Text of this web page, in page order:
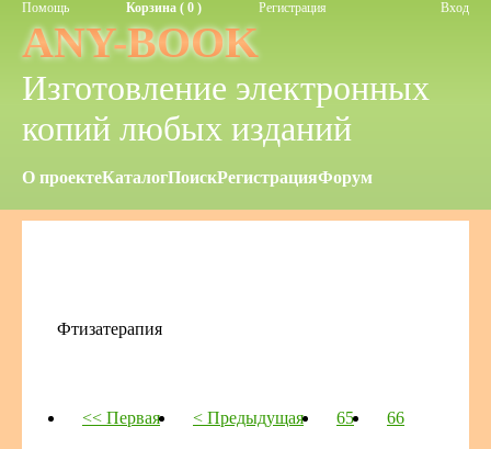
Помощь Корзина ( 0 ) Регистрация Вход
ANY-BOOK
Изготовление электронных
копий любых изданий
О проектеКаталогПоискРегистрацияФорум
Фтизатерапия
<< Первая < Предыдущая 65 66